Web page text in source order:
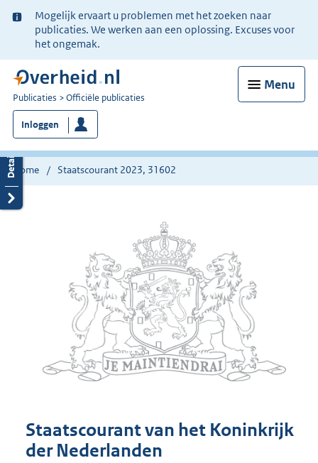
Ter
informatie:
Mogelijk ervaart u problemen met het zoeken naar
publicaties. We werken aan een oplossing. Excuses voor
het ongemak.
Menu
U
bent
nu
hier:
Publicaties Officiële publicaties
Inloggen
Home Staatscourant 2023, 31602
Staatscourant van het Koninkrijk
der Nederlanden